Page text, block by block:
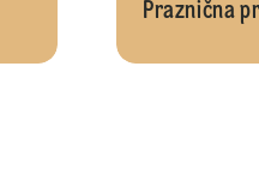
Praznična